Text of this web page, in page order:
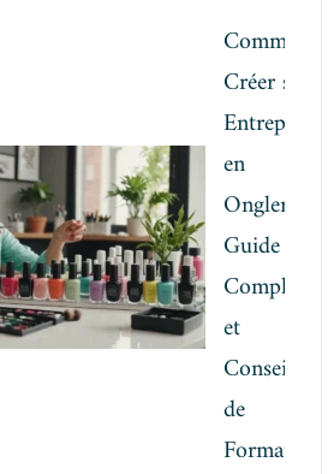
Comment
Créer son
Entreprise
en
Onglerie:
Guide
Complet
et
Conseils
de
Formation